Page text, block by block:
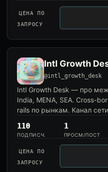
ЦЕНА ПО
ЗАПРОСУ
Intl Growth
@intl_growth_desk
Intl Growth Desk — про
India, MENA, SEA. Cross-
rails по рынкам. Канал
110
ПОДПИСЧ.
1
ПРОСМ/ПОСТ
ЦЕНА ПО
ЗАПРОСУ